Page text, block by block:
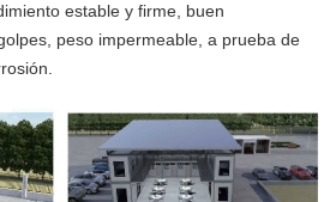
estable y firme, buen
peso impermeable, a prueba de